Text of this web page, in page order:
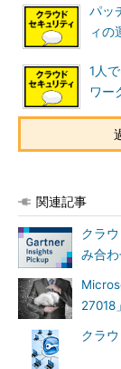
パッ
ィの
1人
ワー
関連記事
クラ
み合
27018
クラ